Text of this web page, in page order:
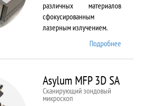
различных материалов
сфокусированным
лазерным излучением.
Подробнее
Asylum MFP 3D SA
Сканирующий зондовый
микроскоп